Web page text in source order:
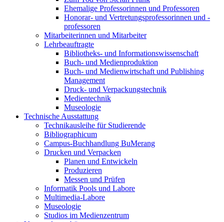
Ehemalige Professorinnen und Professoren
Honorar- und Vertretungsprofessorinnen und -
professoren
Mitarbeiterinnen und Mitarbeiter
Lehrbeauftragte
Bibliotheks- und Informationswissenschaft
Buch- und Medienproduktion
Buch- und Medienwirtschaft und Publishing
Management
Druck- und Verpackungstechnik
Medientechnik
Museologie
Technische Ausstattung
Technikausleihe für Studierende
Bibliographicum
Campus-Buchhandlung BuMerang
Drucken und Verpacken
Planen und Entwickeln
Produzieren
Messen und Prüfen
Informatik Pools und Labore
Multimedia-Labore
Museologie
Studios im Medienzentrum